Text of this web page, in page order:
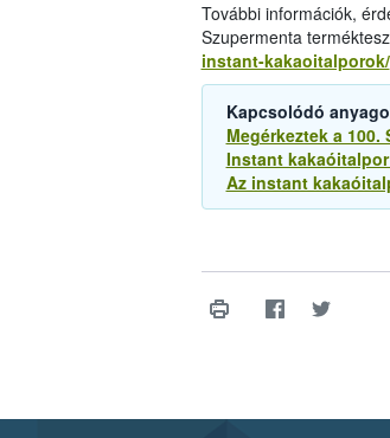
További információk,
Szupermenta
instant-kakaoitalporok/
Kapcsolódó
Megérkeztek a
Instant
Az instant